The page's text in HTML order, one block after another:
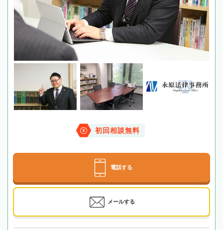
初回相談無料
電話する
メールする